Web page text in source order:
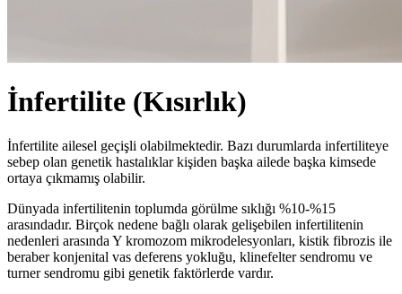
İnfertilite (Kısırlık)
İnfertilite ailesel geçişli olabilmektedir. Bazı durumlarda infertiliteye
sebep olan genetik hastalıklar kişiden başka ailede başka kimsede
ortaya çıkmamış olabilir.
Dünyada infertilitenin toplumda görülme sıklığı %10-%15
arasındadır. Birçok nedene bağlı olarak gelişebilen infertilitenin
nedenleri arasında Y kromozom mikrodelesyonları, kistik fibrozis ile
beraber konjenital vas deferens yokluğu, klinefelter sendromu ve
turner sendromu gibi genetik faktörlerde vardır.